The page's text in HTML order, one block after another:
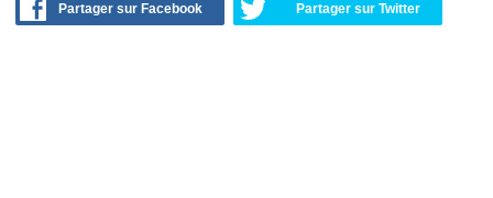
Partager sur Facebook Partager sur Twitter